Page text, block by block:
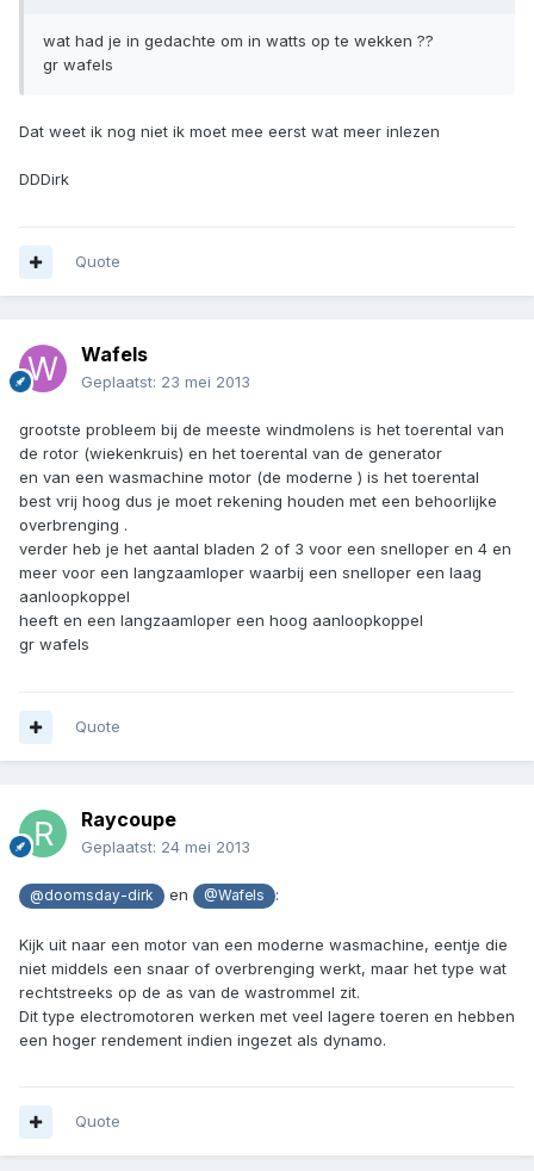
wat had je in gedachte om in watts op te wekken ??
gr wafels
Dat weet ik nog niet ik moet mee eerst wat meer inlezen
DDDirk
Quote
Wafels
Geplaatst: 23 mei 2013
grootste probleem bij de meeste windmolens is het toerental van
de rotor (wiekenkruis) en het toerental van de generator
en van een wasmachine motor (de moderne ) is het toerental
best vrij hoog dus je moet rekening houden met een behoorlijke
overbrenging .
verder heb je het aantal bladen 2 of 3 voor een snelloper en 4 en
meer voor een langzaamloper waarbij een snelloper een laag
aanloopkoppel
heeft en een langzaamloper een hoog aanloopkoppel
gr wafels
Quote
Raycoupe
Geplaatst: 24 mei 2013
@doomsday-dirk en @Wafels :
Kijk uit naar een motor van een moderne wasmachine, eentje die
niet middels een snaar of overbrenging werkt, maar het type wat
rechtstreeks op de as van de wastrommel zit.
Dit type electromotoren werken met veel lagere toeren en hebben
een hoger rendement indien ingezet als dynamo.
Quote